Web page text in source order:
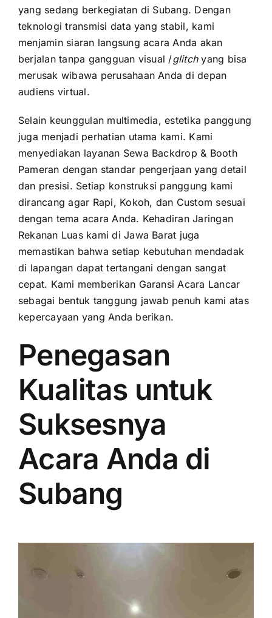
yang sedang berkegiatan di Subang. Dengan
teknologi transmisi data yang stabil, kami
menjamin siaran langsung acara Anda akan
berjalan tanpa gangguan visual /glitchyang bisa
merusak wibawa perusahaan Anda di depan
audiens virtual.
Selain keunggulan multimedia, estetika panggung
juga menjadi perhatian utama kami. Kami
menyediakan layanan Sewa Backdrop & Booth
Pameran dengan standar pengerjaan yang detail
dan presisi. Setiap konstruksi panggung kami
dirancang agar Rapi, Kokoh, dan Custom sesuai
dengan tema acara Anda. Kehadiran Jaringan
Rekanan Luas kami di Jawa Barat juga
memastikan bahwa setiap kebutuhan mendadak
di lapangan dapat tertangani dengan sangat
cepat. Kami memberikan Garansi Acara Lancar
sebagai bentuk tanggung jawab penuh kami atas
kepercayaan yang Anda berikan.
Penegasan
Kualitas untuk
Suksesnya
Acara Anda di
Subang